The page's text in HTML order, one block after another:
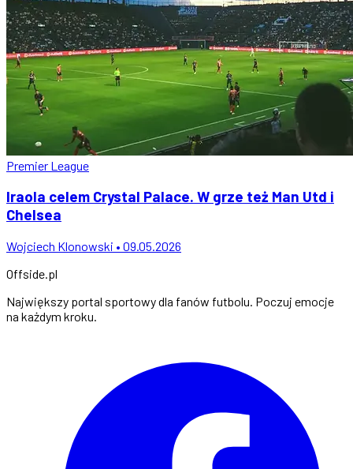
Premier League
Iraola celem Crystal Palace. W grze też Man Utd i
Chelsea
Wojciech Klonowski • 09.05.2026
Offside.pl
Największy portal sportowy dla fanów futbolu. Poczuj emocje
na każdym kroku.